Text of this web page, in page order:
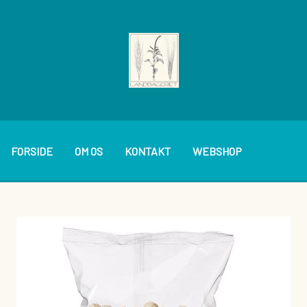
FORSIDE OM OS KONTAKT WEBSHOP
BRØDVARER
KAGER OG WIENERBRØD
DIVERSE BOLLER M.M.
SMØREPÅLÆG